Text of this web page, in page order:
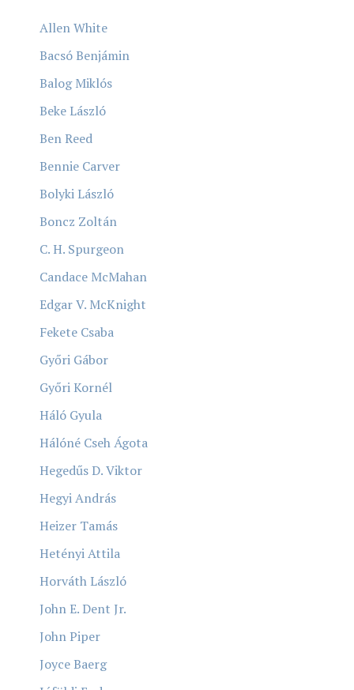
Allen White
Bacsó Benjámin
Balog Miklós
Beke László
Ben Reed
Bennie Carver
Bolyki László
Boncz Zoltán
C. H. Spurgeon
Candace McMahan
Edgar V. McKnight
Fekete Csaba
Győri Gábor
Győri Kornél
Háló Gyula
Hálóné Cseh Ágota
Hegedűs D. Viktor
Hegyi András
Heizer Tamás
Hetényi Attila
Horváth László
John E. Dent Jr.
John Piper
Joyce Baerg